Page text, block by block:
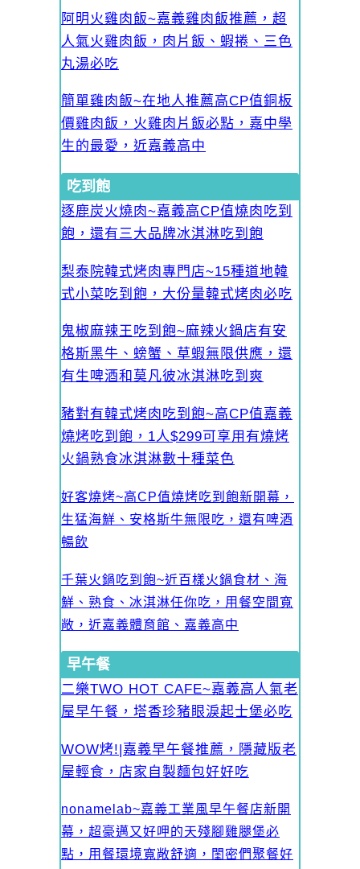
阿明火雞肉飯~嘉義雞肉飯推薦，超
人氣火雞肉飯，肉片飯、蝦捲、三色
丸湯必吃
簡單雞肉飯~在地人推薦高CP值銅板
價雞肉飯，火雞肉片飯必點，嘉中學
生的最愛，近嘉義高中
吃到飽
逐鹿炭火燒肉~嘉義高CP值燒肉吃到
飽，還有三大品牌冰淇淋吃到飽
梨泰院韓式烤肉專門店~15種道地韓
式小菜吃到飽，大份量韓式烤肉必吃
鬼椒麻辣王吃到飽~麻辣火鍋店有安
格斯黑牛、螃蟹、草蝦無限供應，還
有生啤酒和莫凡彼冰淇淋吃到爽
豬對有韓式烤肉吃到飽~高CP值嘉義
燒烤吃到飽，1人$299可享用有燒烤
火鍋熟食冰淇淋數十種菜色
好客燒烤~高CP值燒烤吃到飽新開幕，
生猛海鮮、安格斯牛無限吃，還有啤酒
暢飲
千葉火鍋吃到飽~近百樣火鍋食材、海
鮮、熟食、冰淇淋任你吃，用餐空間寬
敞，近嘉義體育館、嘉義高中
早午餐
二樂TWO HOT CAFE~嘉義高人氣老
屋早午餐，塔香珍豬眼淚起士堡必吃
WOW烤!|嘉義早午餐推薦，隱藏版老
屋輕食，店家自製麵包好好吃
nonamelab~嘉義工業風早午餐店新開
幕，超豪邁又好呷的天殘腳雞腿堡必
點，用餐環境寬敞舒適，閨密們聚餐好